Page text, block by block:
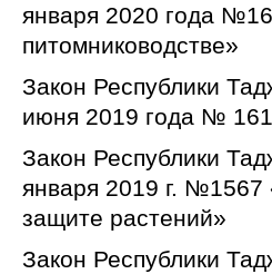
января 2020 года
питомниководстве»
Закон Республики
июня 2019 года №
Закон Республики
января 2019 г. №1567
защите растений»
Закон Республики